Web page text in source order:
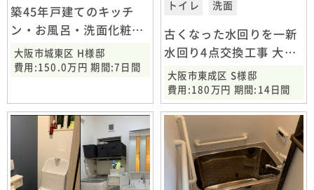
築45年戸建てのキッチ
ン・お風呂・洗面化粧台
交換工事 大阪市城東区
大阪市城東区 H様邸
費用:150.0万円 期間:7日間
トイレ 洗面
古くなった水回りを一新
水回り4点交換工事 大阪
市東成区
大阪市東成区 S様邸
費用:180万円 期間:14日間